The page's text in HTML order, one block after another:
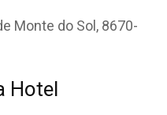
Monte do Sol, 8670-
Hotel